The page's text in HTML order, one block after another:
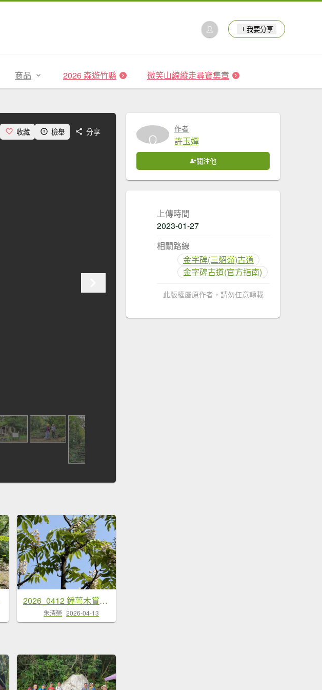
我要分享
商品 2026 森遊竹縣 微笑山線縱走尋寶集章
收藏 檢舉 分享
2026_0412 鐘萼木賞花 - 淡蘭國寶樹
朱清榮 2026-04-13
作者
許玉嬋
關注他
上傳時間
2023-01-27
相關路線
金字碑(三貂嶺)古道
金字碑古道(官方指南)
此版權屬原作者，請勿任意轉載